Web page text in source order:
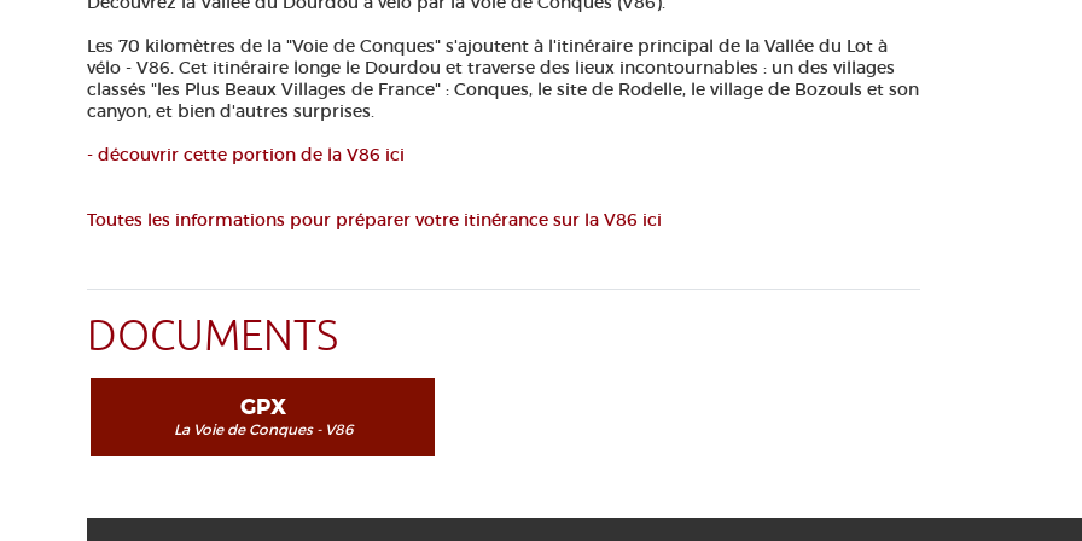
Les 70 kilomètres de la "Voie de Conques" s'ajoutent à l'itinéraire principal de la Vallée du Lot à
vélo - V86. Cet itinéraire longe le Dourdou et traverse des lieux incontournables : un des villages
classés "les Plus Beaux Villages de France" : Conques, le site de Rodelle, le village de Bozouls et son
canyon, et bien d'autres surprises.
- découvrir cette portion de la V86 ici
Toutes les informations pour préparer votre itinérance sur la V86 ici
DOCUMENTS
GPX
La Voie de Conques - V86